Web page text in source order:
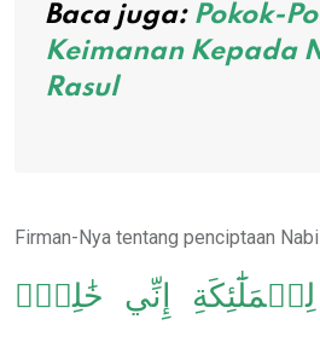
Baca juga: Pokok-
Keimanan Kepada
Rasul
Firman-Nya tentang penciptaan
إِنِّي خَٰلِقُۢ